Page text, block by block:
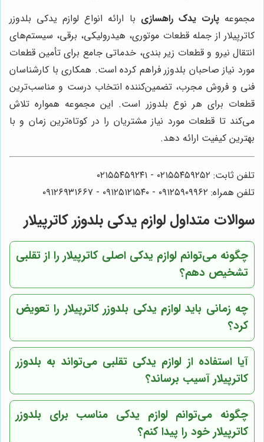
مجموعهپارت یدک راهسازی با ارائه انواع لوازم یدکی بلدوزر
کاترپیلار از جمله قطعات موتوری، هیدرولیکی، برقی، سیستم‌های
انتقال نیرو و قطعات زیر بندی، خدماتی جامع برای تأمین قطعات
مورد نیاز صاحبان بلدوزر فراهم کرده است. همکاری با کارشناسان
فنی و فروش مجرب، تضمین‌کننده انتخاب درست و مناسب‌ترین
قطعات برای هر نوع بلدوزر است. این مجموعه همواره تلاش
می‌کند تا قطعات مورد نیاز مشتریان را در کوتاه‌ترین زمان و با
بهترین کیفیت ارائه دهد.
تلفن ثابت: ۰۲۱۵۵۴۵۹۲۵۲ - ۰۲۱۵۵۴۵۹۲۴۱
تلفن همراه: ۰۹۱۲۵۹۰۹۹۶۲ - ۰۹۱۲۵۱۲۱۵۴۰‌‌‌ - ۰۹۱۲۶۹۳۱۶۶۷
سوالات متداول لوازم یدکی بلدوزر کاترپیلار
چگونه می‌توانم لوازم یدکی اصلی کاترپیلار را از تقلبی
تشخیص دهم؟
چه زمانی باید لوازم یدکی بلدوزر کاترپیلار را تعویض
کرد؟
آیا استفاده از لوازم یدکی تقلبی می‌تواند به بلدوزر
کاترپیلار آسیب برساند؟
چگونه می‌توانم لوازم یدکی مناسب برای بلدوزر
کاترپیلار خود را پیدا کنم؟